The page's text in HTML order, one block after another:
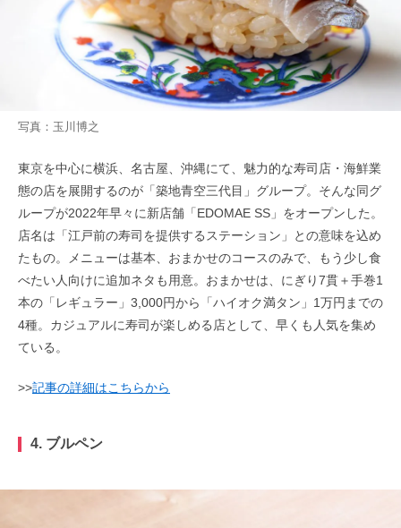
写真：玉川博之
東京を中心に横浜、名古屋、沖縄にて、魅力的な寿司店・海鮮業
態の店を展開するのが「築地青空三代目」グループ。そんな同グ
ループが2022年早々に新店舗「EDOMAE SS」をオープンした。
店名は「江戸前の寿司を提供するステーション」との意味を込め
たもの。メニューは基本、おまかせのコースのみで、もう少し食
べたい人向けに追加ネタも用意。おまかせは、にぎり7貫＋手巻1
本の「レギュラー」3,000円から「ハイオク満タン」1万円までの
4種。カジュアルに寿司が楽しめる店として、早くも人気を集め
ている。
>>記事の詳細はこちらから
4. ブルペン